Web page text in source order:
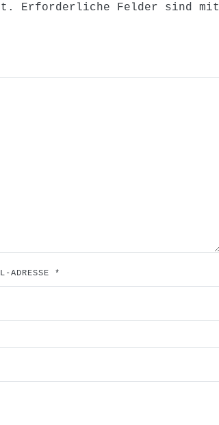
Erforderliche Felder sind mit
ADRESSE *